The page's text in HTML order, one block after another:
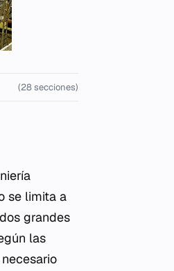
(28 secciones)
se limita a
grandes
las